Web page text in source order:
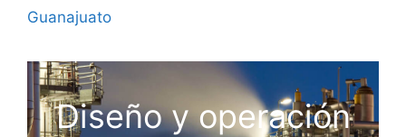
Guanajuato
Diseño y operación